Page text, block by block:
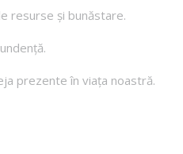
resurse și bunăstare.
prezente în viața noastră.